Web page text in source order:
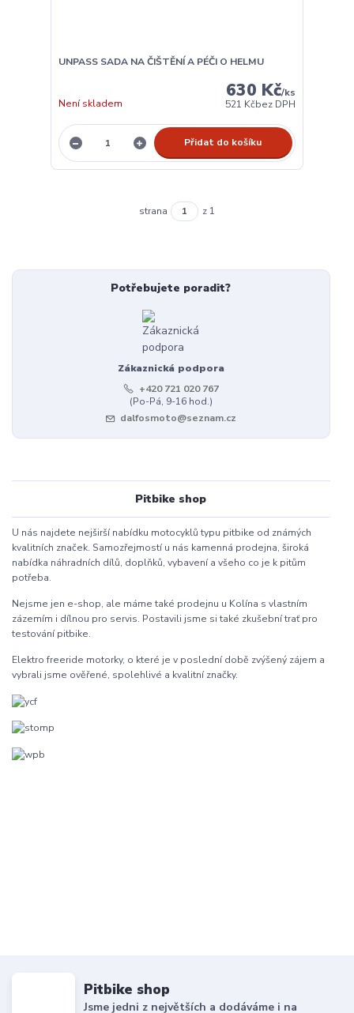
UNPASS SADA NA ČIŠTĚNÍ A PÉČI O HELMU
630 Kč/ks
521 Kčbez DPH
Není skladem
Přidat do košíku
strana z 1
Potřebujete poradit?
Zákaznická podpora
+420 721 020 767
(Po-Pá, 9-16 hod.)
dalfosmoto@seznam.cz
Pitbike shop
U nás najdete nejširší nabídku motocyklů typu pitbike od známých
kvalitních značek. Samozřejmostí u nás kamenná prodejna, široká
nabídka náhradních dílů, doplňků, vybavení a všeho co je k pitům
potřeba.
Nejsme jen e-shop, ale máme také prodejnu u Kolína s vlastním
zázemím i dílnou pro servis. Postavili jsme si také zkušební trať pro
testování pitbike.
Elektro freeride motorky, o které je v poslední době zvýšený zájem a
vybrali jsme ověřené, spolehlivé a kvalitní značky.
Pitbike shop
Jsme jedni z největších a dodáváme i na